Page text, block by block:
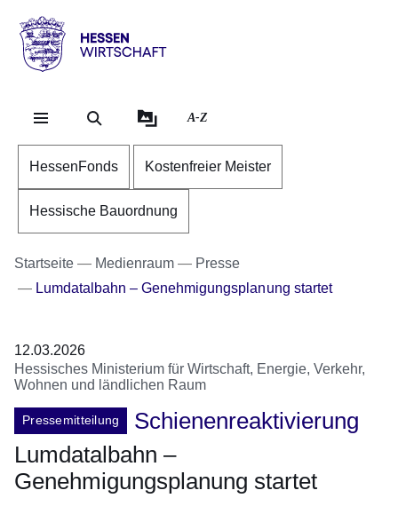
Hessen
Wirtschaft
A-Z
HessenFonds Kostenfreier Meister
Hessische Bauordnung
Startseite Medienraum
Presse
Lumdatalbahn – Genehmigungsplanung startet
12.03.2026
Hessisches Ministerium für Wirtschaft, Energie, Verkehr,
Wohnen und ländlichen Raum
Pressemitteilung
Schienenreaktivierung
Lumdatalbahn –
Genehmigungsplanung startet